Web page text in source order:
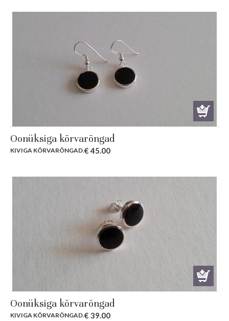
Oonüksiga kõrvarõngad
KIVIGA KÕRVARÕNGAD.€45.00
Oonüksiga kõrvarõngad
KIVIGA KÕRVARÕNGAD.€ 39.00